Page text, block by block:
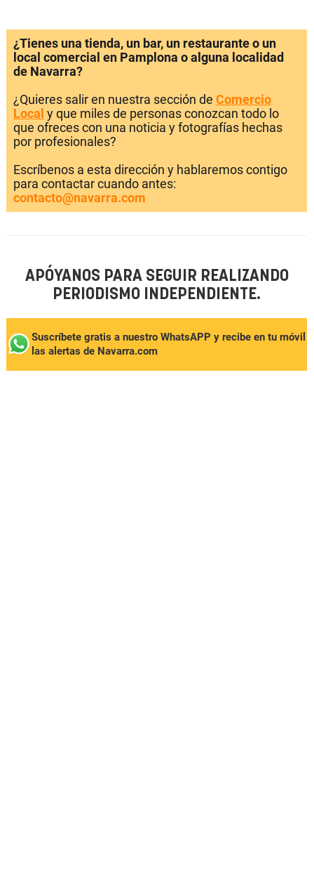
¿Tienes una tienda, un bar, un restaurante o un
local comercial en Pamplona o alguna localidad
de Navarra?
¿Quieres salir en nuestra sección de Comercio
Local y que miles de personas conozcan todo lo
que ofreces con una noticia y fotografías hechas
por profesionales?
Escríbenos a esta dirección y hablaremos contigo
para contactar cuando antes:
contacto@navarra.com
APÓYANOS PARA SEGUIR REALIZANDO
PERIODISMO INDEPENDIENTE.
Suscríbete gratis a nuestro WhatsAPP y recibe en tu móvil
las alertas de Navarra.com